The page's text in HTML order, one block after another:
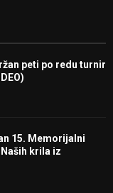
peti po redu turnir
15. Memorijalni
krila iz